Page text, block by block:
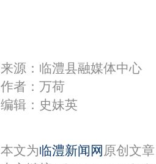
来源：临澧县融媒体中心
作者：万荷
编辑：史妹英
本文为临澧新闻网 原创文